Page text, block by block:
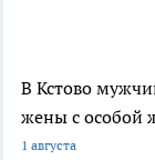
В Кстово
жены с особой
1 августа